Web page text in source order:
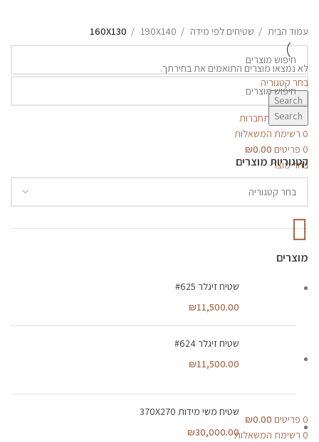
בחר קטגוריה
Search
הרשמה/התחברות
0 רשימת המשאלות
0 פריטים ₪0.00
בחר מוצר
0 פריטים ₪0.00
0 רשימת המשאלות
קטגוריות מוצרים
מוצרים
שטיח זיגלר #625
₪11,500.00
שטיח זיגלר #624
₪11,500.00
שטיח משי מידות 370X270
₪30,000.00
עמוד הבית שטיחים לפי מידה 190X140
160X130
לא נמצאו מוצרים התואמים את בחירתך.
Search